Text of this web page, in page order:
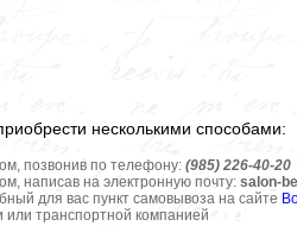
несколькими способами:
позвонив по телефону: (985) 226-40-20
написав на электронную почту: salon-
для вас пункт самовывоза на сайте
или транспортной компанией